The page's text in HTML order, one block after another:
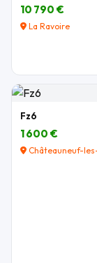
10 790 €
La Ravoire
Fz6
1 600 €
Châteauneuf-